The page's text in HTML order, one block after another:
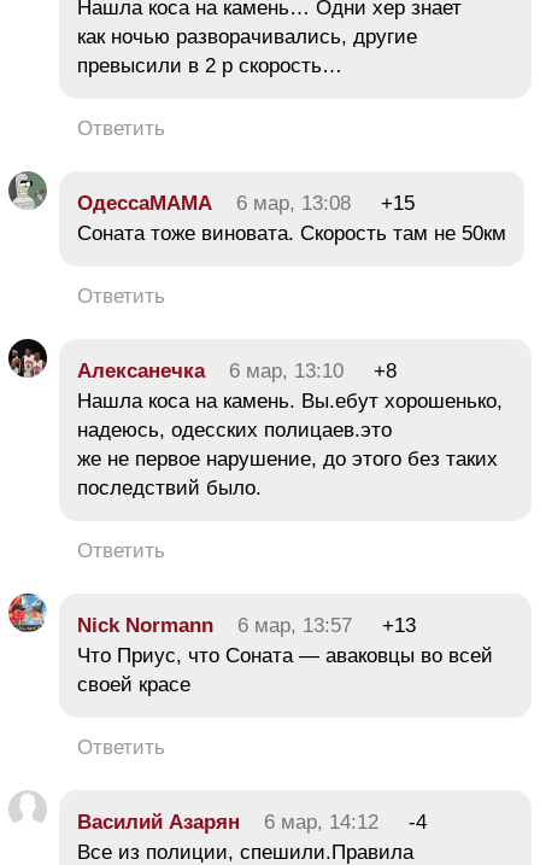
Нашла коса на камень… Одни хер знает
как ночью разворачивались, другие
превысили в 2 р скорость…
Ответить
ОдессаМАМА 6 мар, 13:08
+15
Соната тоже виновата. Скорость там не 50км
Ответить
Алексанечка 6 мар, 13:10
+8
Нашла коса на камень. Вы.ебут хорошенько,
надеюсь, одесских полицаев.это
же не первое нарушение, до этого без таких
последствий было.
Ответить
Nick Normann 6 мар, 13:57
+13
Что Приус, что Соната — аваковцы во всей
своей красе
Ответить
Василий Азарян 6 мар, 14:12
-4
Все из полиции, спешили.Правила